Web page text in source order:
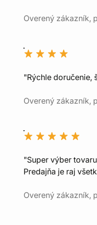
Overený zákazník,
"Rýchle doručenie,
Overený zákazník,
"Super výber
Predajňa je raj
Overený zákazník,